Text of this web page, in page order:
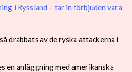
i Ryssland – tar in förbjuden vara
drabbats av de ryska attackerna i
en anläggning med amerikanska